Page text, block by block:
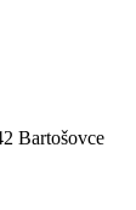
Bartošovce